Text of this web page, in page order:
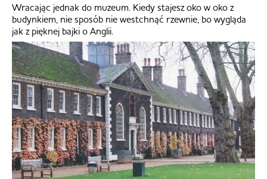
Wracając jednak do muzeum. Kiedy stajesz oko w oko z
budynkiem, nie sposób nie westchnąć rzewnie, bo wygląda
jak z pięknej bajki o Anglii.